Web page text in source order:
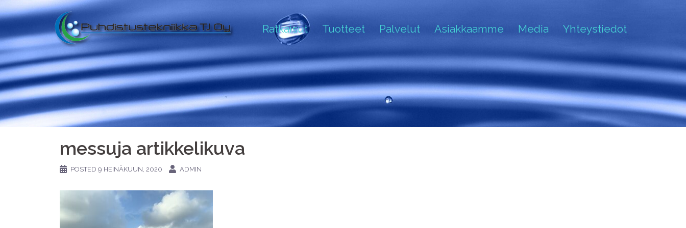
Ratkaisut Tuotteet Palvelut Asiakkaamme Media Yhteystiedot
messuja artikkelikuva
POSTED 9 HEINÄKUUN, 2020 ADMIN